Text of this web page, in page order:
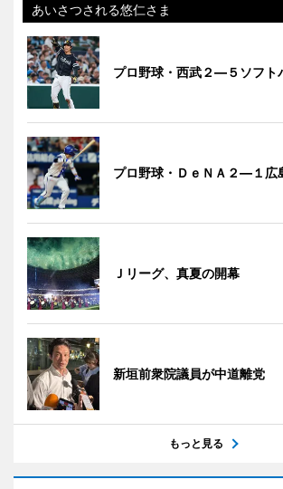
あいさつされる悠仁さま
プロ野球・西武２―５ソフト
プロ野球・ＤｅＮＡ２―１広
Ｊリーグ、真夏の開幕
新垣前衆院議員が中道離党
もっと見る